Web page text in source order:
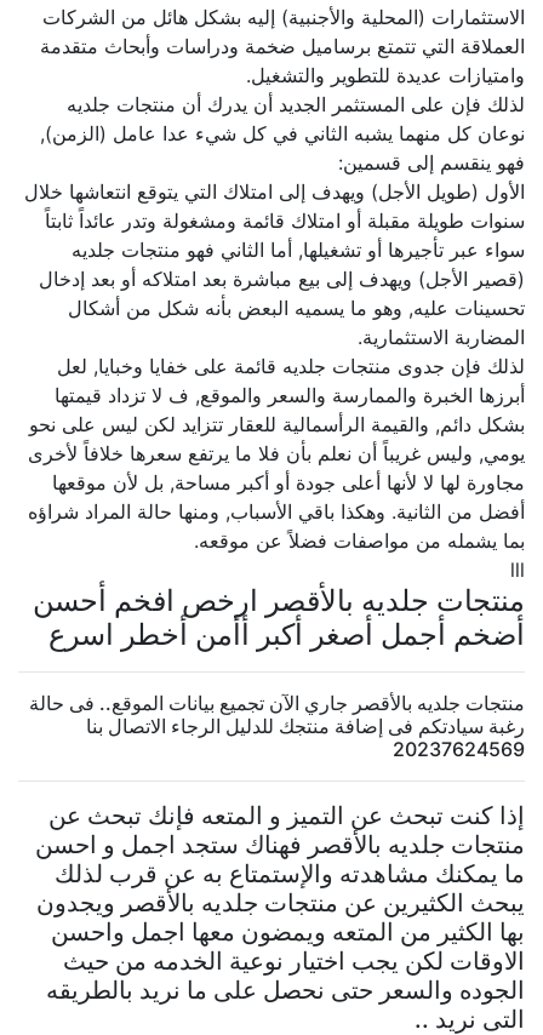
الاستثمارات (المحلية والأجنبية) إليه بشكل هائل من الشركات
العملاقة التي تتمتع برساميل ضخمة ودراسات وأبحاث متقدمة
وامتيازات عديدة للتطوير والتشغيل.
لذلك فإن على المستثمر الجديد أن يدرك أن منتجات جلديه
نوعان كل منهما يشبه الثاني في كل شيء عدا عامل (الزمن),
فهو ينقسم إلى قسمين:
الأول (طويل الأجل) ويهدف إلى امتلاك التي يتوقع انتعاشها خلال
سنوات طويلة مقبلة أو امتلاك قائمة ومشغولة وتدر عائداً ثابتاً
سواء عبر تأجيرها أو تشغيلها, أما الثاني فهو منتجات جلديه
(قصير الأجل) ويهدف إلى بيع مباشرة بعد امتلاكه أو بعد إدخال
تحسينات عليه, وهو ما يسميه البعض بأنه شكل من أشكال
المضاربة الاستثمارية.
لذلك فإن جدوى منتجات جلديه قائمة على خفايا وخبايا, لعل
أبرزها الخبرة والممارسة والسعر والموقع, ف لا تزداد قيمتها
بشكل دائم, والقيمة الرأسمالية للعقار تتزايد لكن ليس على نحو
يومي, وليس غريباً أن نعلم بأن فلا ما يرتفع سعرها خلافاً لأخرى
مجاورة لها لا لأنها أعلى جودة أو أكبر مساحة, بل لأن موقعها
أفضل من الثانية. وهكذا باقي الأسباب, ومنها حالة المراد شراؤه
بما يشمله من مواصفات فضلاً عن موقعه.
منتجات جلديه بالأقصر ارخص افخم أحسن
أضخم أجمل أصغر أكبر أأمن أخطر اسرع
منتجات جلديه بالأقصر جاري الآن تجميع بيانات الموقع.. فى حالة
رغبة سيادتكم فى إضافة منتجك للدليل الرجاء الاتصال بنا
20237624569
إذا كنت تبحث عن التميز و المتعه فإنك تبحث عن
منتجات جلديه بالأقصر فهناك ستجد اجمل و احسن
ما يمكنك مشاهدته والإستمتاع به عن قرب لذلك
يبحث الكثيرين عن منتجات جلديه بالأقصر ويجدون
بها الكثير من المتعه ويمضون معها اجمل واحسن
الاوقات لكن يجب اختيار نوعية الخدمه من حيث
الجوده والسعر حتى نحصل على ما نريد بالطريقه
التى نريد ..